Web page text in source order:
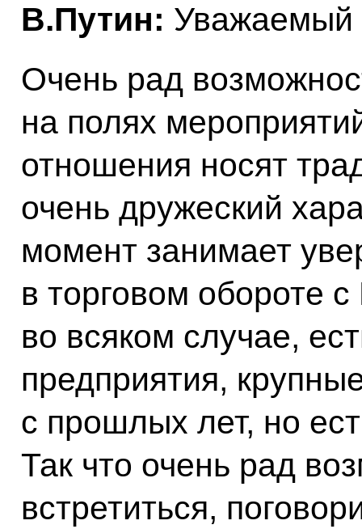
В.Путин: Уважаемый
Очень рад
на полях
отношения носят
очень дружеский
момент занимает
в торговом обороте
во всяком случае,
предприятия,
с прошлых лет, но
Так что очень рад
встретиться,